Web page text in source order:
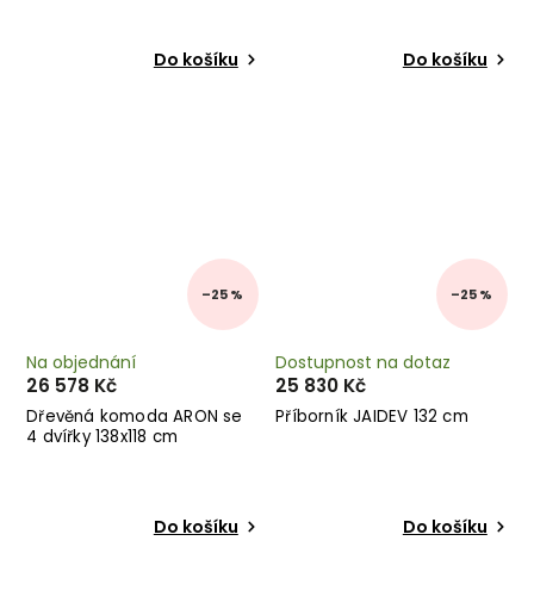
Do košíku Do košíku
–25 %
Dřevěná komoda ARON se
4 dvířky 138x118 cm
Na objednání
26 578 Kč
Do košíku
–25 %
Příborník JAIDEV 132 cm
Dostupnost na dotaz
25 830 Kč
Do košíku